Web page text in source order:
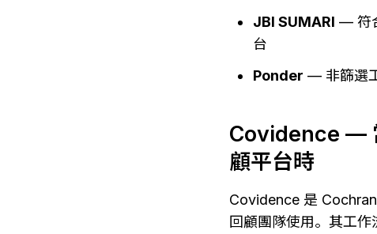
JBI SUMARI — 符
台
Ponder — 非篩選
Covidence —
顧平台時
Covidence 是
回顧團隊使用。其工